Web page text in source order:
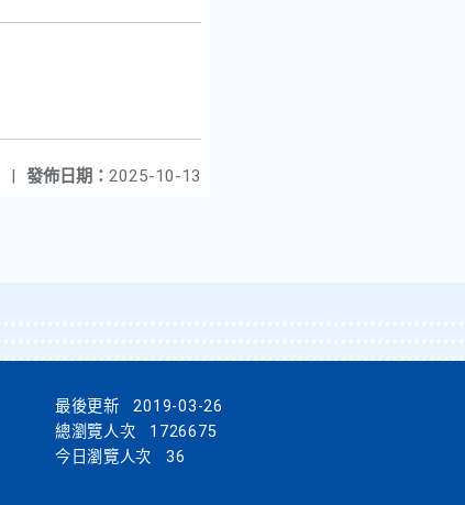
發佈日期： 2025-10-13
|
最後更新
2019-03-26
總瀏覽人次
1726675
今日瀏覽人次
36